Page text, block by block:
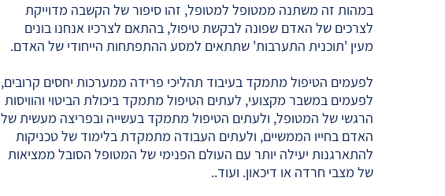
במהות זה משתנה ממטופל למטופל, זהו סיפור של הקשבה מדוייקת
לצרכים של האדם שפונה לבקשת טיפול, בהתאם לצרכיו אנחנו בונים
מעין 'תוכנית התערבות' שתתאים למסע ההתפתחות הייחודי של האדם.
לפעמים הטיפול מתמקד בעיבוד תהליכי פרידה ממערכות יחסים קרובים,
לפעמים במשבר מקצועי, לעתים הטיפול מתמקד ביכולת הביטוי והוויסות
הרגשי של המטופל, ולעתים הטיפול מתמקד בעשייה ובפריצה מעשית של
האדם בחייו הממשיים, ולעתים העבודה מתמקדת בלימוד של טכניקות
להתארגנות יעילה יותר עם העולם הפנימי של המטופל הסובל ממציאות
של מצבי חרדה או דיכאון. ועוד..